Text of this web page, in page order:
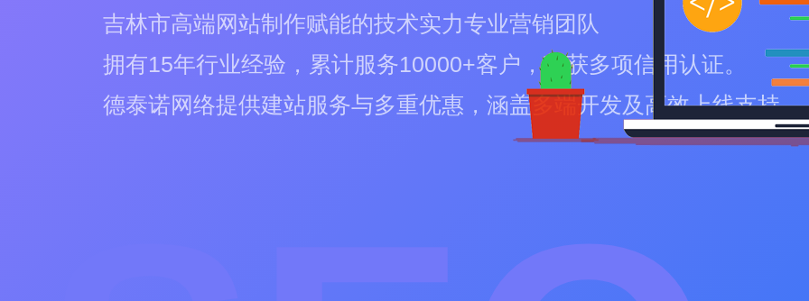
吉林市高端网站制作赋能的技术实力专业营销团队
拥有15年行业经验，累计服务10000+客户，荣获多项信用认证。
德泰诺网络提供建站服务与多重优惠，涵盖多端开发及高效上线支持。